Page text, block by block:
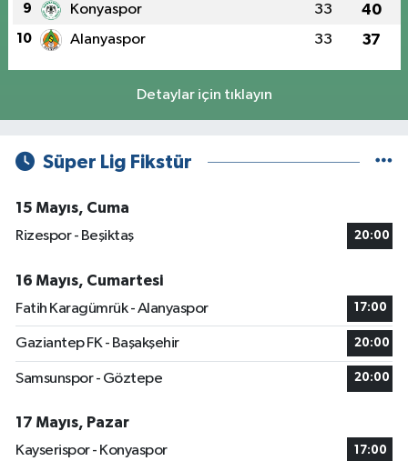
9 Konyaspor 33 40
10 Alanyaspor 33 37
Detaylar için tıklayın
Süper Lig Fikstür
15 Mayıs, Cuma
Rizespor - Beşiktaş
20:00
16 Mayıs, Cumartesi
Fatih Karagümrük - Alanyaspor
17:00
Gaziantep FK - Başakşehir 20:00
Samsunspor - Göztepe 20:00
17 Mayıs, Pazar
Kayserispor - Konyaspor
17:00